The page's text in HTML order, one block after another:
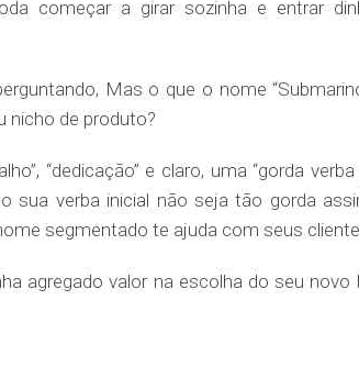
começar a girar sozinha e entrar
Mas o que o nome
nicho de produto?
“dedicação” e claro, uma “gorda
sua verba inicial não seja tão gorda
segmentado te ajuda com seus
agregado valor na escolha do seu